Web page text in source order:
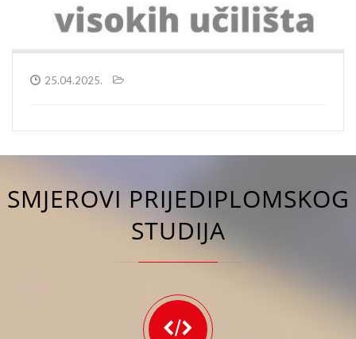
25.04.2025.
SMJEROVI PRIJEDIPLOMSKOG
STUDIJA